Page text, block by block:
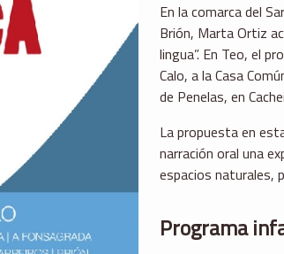
En la comarca del
Brión, Marta Ortiz
lingua”. En Teo, el
Calo, a la Casa
de Penelas, en
La propuesta en
narración oral una
espacios naturales,
Programa